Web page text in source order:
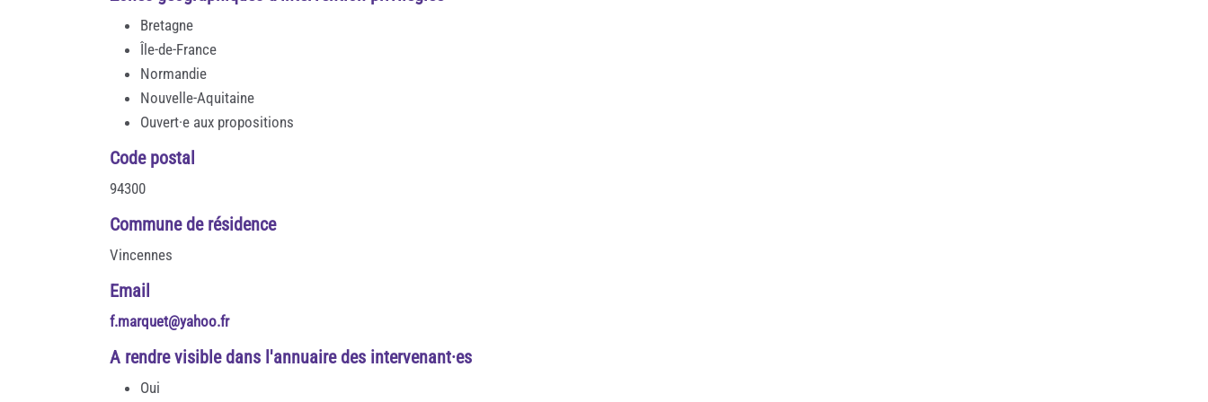
Bretagne
Île-de-France
Normandie
Nouvelle-Aquitaine
Ouvert·e aux propositions
Code postal
94300
Commune de résidence
Vincennes
Email
f.marquet@yahoo.fr
A rendre visible dans l'annuaire des intervenant·es
Oui